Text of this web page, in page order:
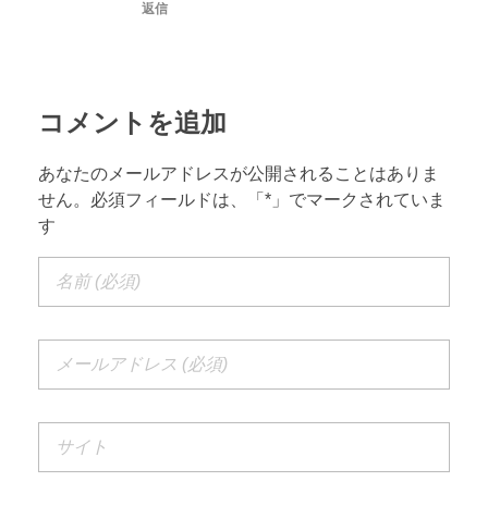
返信
コメントを追加
あなたのメールアドレスが公開されることはありま
せん。必須フィールドは、「*」でマークされていま
す